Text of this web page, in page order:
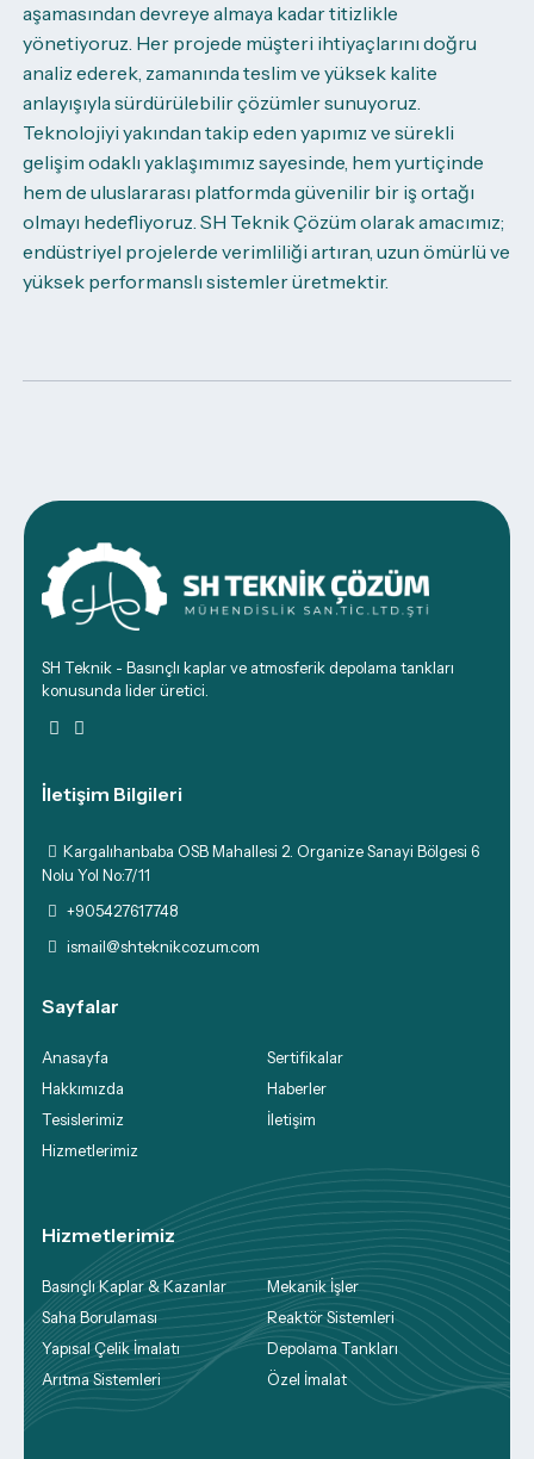
aşamasından devreye almaya kadar titizlikle
yönetiyoruz. Her projede müşteri ihtiyaçlarını doğru
analiz ederek, zamanında teslim ve yüksek kalite
anlayışıyla sürdürülebilir çözümler sunuyoruz.
Teknolojiyi yakından takip eden yapımız ve sürekli
gelişim odaklı yaklaşımımız sayesinde, hem yurtiçinde
hem de uluslararası platformda güvenilir bir iş ortağı
olmayı hedefliyoruz. SH Teknik Çözüm olarak amacımız;
endüstriyel projelerde verimliliği artıran, uzun ömürlü ve
yüksek performanslı sistemler üretmektir.
SH Teknik - Basınçlı kaplar ve atmosferik depolama tankları
konusunda lider üretici.
İletişim Bilgileri
Kargalıhanbaba OSB Mahallesi 2. Organize Sanayi Bölgesi 6
Nolu Yol No:7/11
+905427617748
ismail@shteknikcozum.com
Sayfalar
Anasayfa
Hakkımızda
Tesislerimiz
Hizmetlerimiz
Sertifikalar
Haberler
İletişim
Hizmetlerimiz
Basınçlı Kaplar & Kazanlar
Saha Borulaması
Yapısal Çelik İmalatı
Arıtma Sistemleri
Mekanik İşler
Reaktör Sistemleri
Depolama Tankları
Özel İmalat